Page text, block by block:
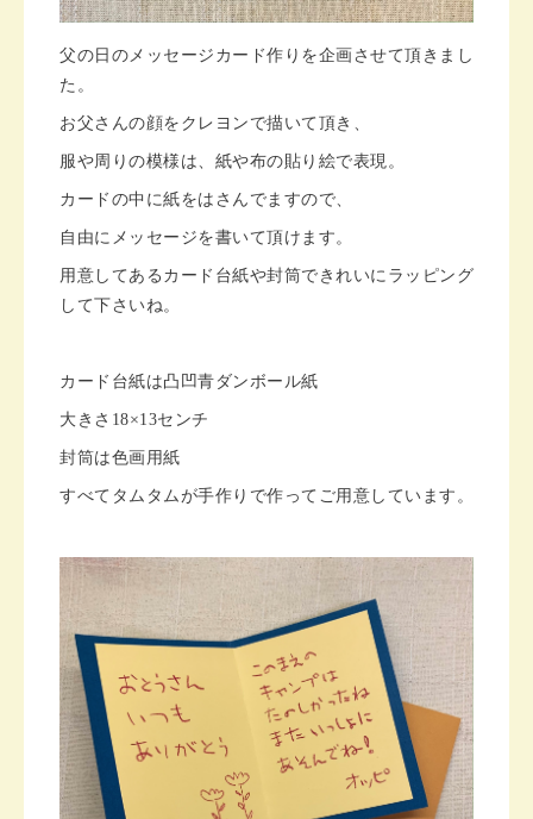
父の日のメッセージカード作りを企画させて頂きまし
た。
お父さんの顔をクレヨンで描いて頂き、
服や周りの模様は、紙や布の貼り絵で表現。
カードの中に紙をはさんでますので、
自由にメッセージを書いて頂けます。
用意してあるカード台紙や封筒できれいにラッピング
して下さいね。
カード台紙は凸凹青ダンボール紙
大きさ18×13センチ
封筒は色画用紙
すべてタムタムが手作りで作ってご用意しています。